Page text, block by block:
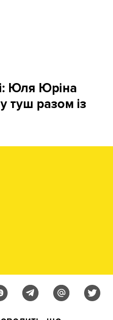
Юля Юріна
туш разом із